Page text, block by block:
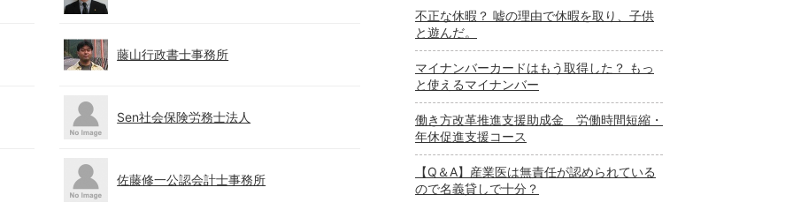
藤山行政書士事務所
Sen社会保険労務士法人
佐藤修一公認会計士事務所
不正な休暇？ 嘘の理由で休暇を取り、子供
と遊んだ。
マイナンバーカードはもう取得した？ もっ
と使えるマイナンバー
働き方改革推進支援助成金 労働時間短縮・
年休促進支援コース
【Q＆A】産業医は無責任が認められている
ので名義貸しで十分？